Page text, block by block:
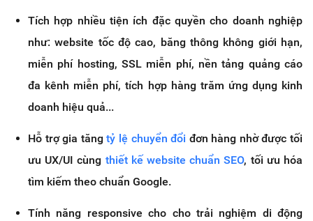
Tích hợp nhiều tiện ích đặc quyền cho doanh nghiệp
như: website tốc độ cao, băng thông không giới hạn,
miễn phí hosting, SSL miễn phí, nền tảng quảng cáo
đa kênh miễn phí, tích hợp hàng trăm ứng dụng kinh
doanh hiệu quả...
Hỗ trợ gia tăngtỷ lệ chuyển đổi đơn hàng nhờ được tối
ưu UX/UI cùng thiết kế website chuẩn SEO, tối ưu hóa
tìm kiếm theo chuẩn Google.
Tính năng responsive cho cho trải nghiệm di động